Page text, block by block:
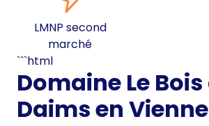
LMNP second
marché
```html
Domaine Le
Daims en Vienne